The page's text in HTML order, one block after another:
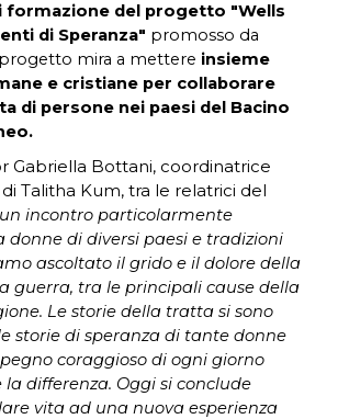
formazione del progetto "Wells
di Speranza" promosso da
mira a mettere insieme
e cristiane per collaborare
di persone nei paesi del Bacino
Gabriella Bottani, coordinatrice
Talitha Kum, tra le relatrici del
incontro particolarmente
di diversi paesi e tradizioni
ascoltato il grido e il dolore della
guerra, tra le principali cause della
Le storie della tratta si sono
storie di speranza di tante donne
coraggioso di ogni giorno
differenza. Oggi si conclude
vita ad una nuova esperienza